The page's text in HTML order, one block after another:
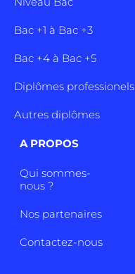
Bac +1 à Bac +3
Bac +4 à Bac +5
Diplômes professionels
Autres diplômes
A PROPOS
Qui sommes-
nous ?
Nos partenaires
Contactez-nous